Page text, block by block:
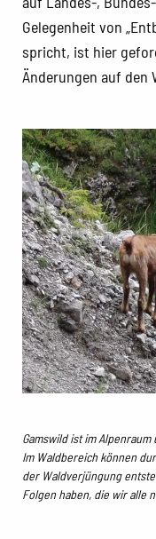
Gelegenheit von
spricht, ist hier
Änderungen auf den
Gamswild ist im
Im Waldbereich können
der Waldverjüngung
Folgen haben, die wir alle